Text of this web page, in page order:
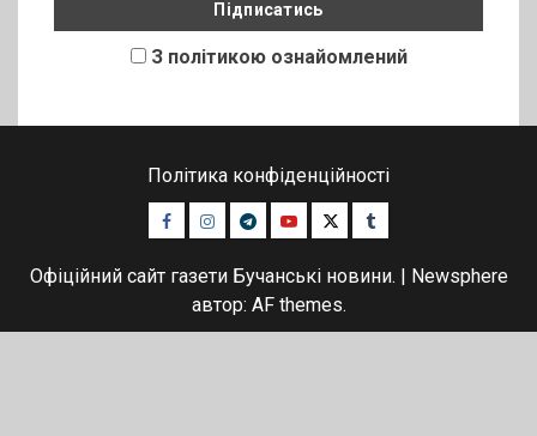
З політикою ознайомлений
Політика конфіденційності
Facebook
Instagram
TelegramYoutubeTwitterTumblr
Офіційний сайт газети Бучанські новини.
Newsphere
автор: AF themes.